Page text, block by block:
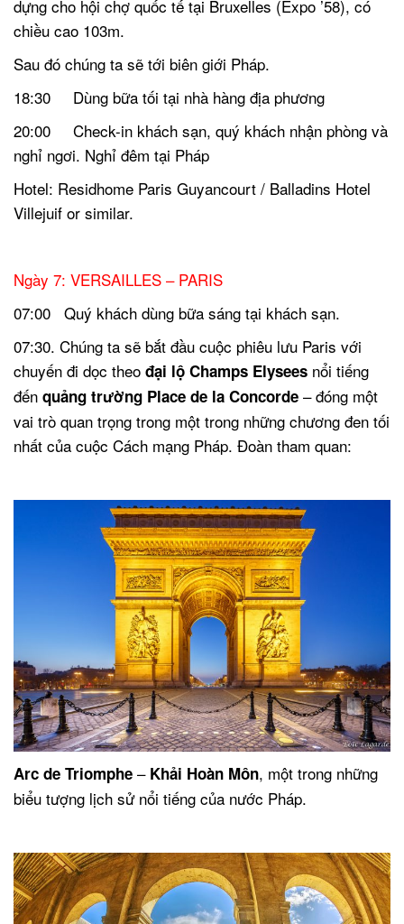
dựng cho hội chợ quốc tế tại Bruxelles (Expo ’58), có
chiều cao 103m.
Sau đó chúng ta sẽ tới biên giới Pháp.
18:30 Dùng bữa tối tại nhà hàng địa phương
20:00 Check-in khách sạn, quý khách nhận phòng và
nghỉ ngơi. Nghỉ đêm tại Pháp
Hotel: Residhome Paris Guyancourt / Balladins Hotel
Villejuif or similar.
Ngày 7: VERSAILLES – PARIS
07:00 Quý khách dùng bữa sáng tại khách sạn.
07:30. Chúng ta sẽ bắt đầu cuộc phiêu lưu Paris với
chuyến đi dọc theo đại lộ Champs Elysees nổi tiếng
đến quảng trường Place de la Concorde – đóng một
vai trò quan trọng trong một trong những chương đen tối
nhất của cuộc Cách mạng Pháp. Đoàn tham quan:
Arc de Triomphe – Khải Hoàn Môn, một trong những
biểu tượng lịch sử nổi tiếng của nước Pháp.